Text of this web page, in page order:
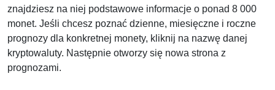
znajdziesz na niej podstawowe informacje o ponad 8 000
monet. Jeśli chcesz poznać dzienne, miesięczne i roczne
prognozy dla konkretnej monety, kliknij na nazwę danej
kryptowaluty. Następnie otworzy się nowa strona z
prognozami.